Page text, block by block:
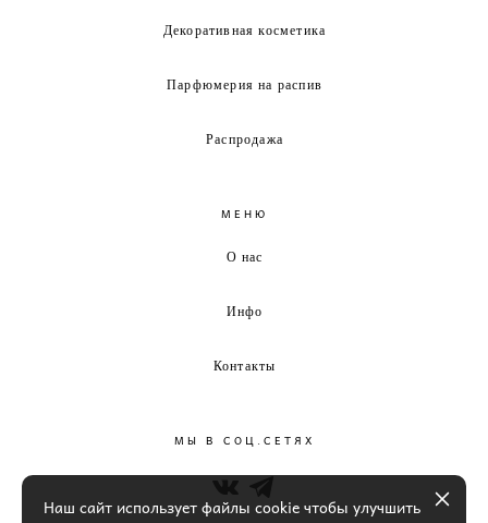
Декоративная косметика
Парфюмерия на распив
Распродажа
МЕНЮ
О нас
Инфо
Контакты
МЫ В СОЦ.СЕТЯХ
Наш сайт использует файлы cookie чтобы улучшить